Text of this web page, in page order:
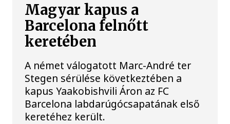
Magyar kapus a
Barcelona felnőtt
keretében
A német válogatott Marc-André ter
Stegen sérülése következtében a
kapus Yaakobishvili Áron az FC
Barcelona labdarúgócsapatának első
keretéhez került.